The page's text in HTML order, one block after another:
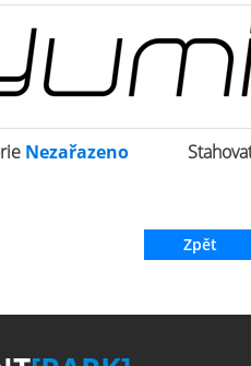
Nezařazeno
Zpět